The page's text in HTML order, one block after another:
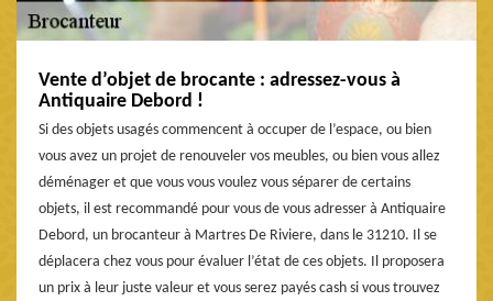
Vente d’objet de brocante : adressez-vous à
Antiquaire Debord !
Si des objets usagés commencent à occuper de l’espace, ou bien
vous avez un projet de renouveler vos meubles, ou bien vous allez
déménager et que vous vous voulez vous séparer de certains
objets, il est recommandé pour vous de vous adresser à Antiquaire
Debord, un brocanteur à Martres De Riviere, dans le 31210. Il se
déplacera chez vous pour évaluer l’état de ces objets. Il proposera
un prix à leur juste valeur et vous serez payés cash si vous trouvez